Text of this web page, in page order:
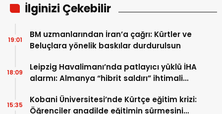
İlginizi Çekebilir
BM uzmanlarından İran’a çağrı: Kürtler ve
Beluçlara yönelik baskılar durdurulsun
19:01
Leipzig Havalimanı’nda patlayıcı yüklü İHA
alarmı: Almanya “hibrit saldırı” ihtimali
18:09
Kobani Üniversitesi’nde Kürtçe eğitim krizi:
Öğrenciler anadilde eğitimin sürmesini
15:35